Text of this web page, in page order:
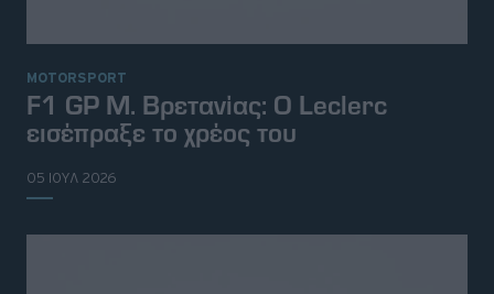
MOTORSPORT
F1 GP Μ. Βρετανίας: Ο Leclerc
εισέπραξε το χρέος του
05 ΙΟΥΛ 2026